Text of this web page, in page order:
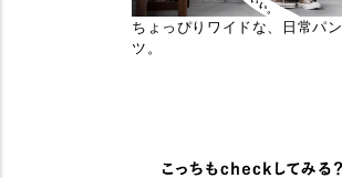
ちょっぴりワイドな、日常パン
ツ。